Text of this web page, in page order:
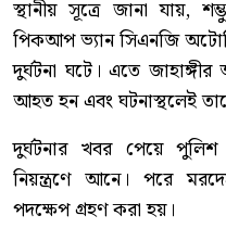
স্থানীয় সূত্রে জানা যায়,
পিকআপ ভ্যান সিএনজি
দুর্ঘটনা ঘটে। এতে
আহত হন এবং ঘটনাস্থলেই
দুর্ঘটনার খবর পেয়ে পুলিশ
নিয়ন্ত্রণে আনে। পরে
পদক্ষেপ গ্রহণ করা হয়।